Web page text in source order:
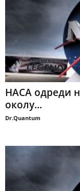
НАСА одреди
околу...
Dr.Quantum